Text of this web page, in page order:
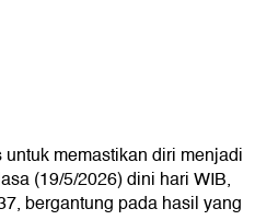
memastikan diri menjadi
(19/5/2026) dini hari WIB,
bergantung pada hasil yang